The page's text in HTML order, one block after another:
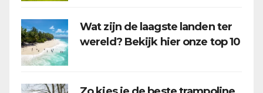
Wat zijn de laagste landen ter
wereld? Bekijk hier onze top 10